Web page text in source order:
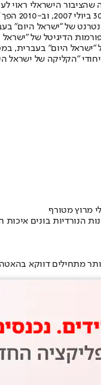
הישראלי ראוי
הדיגיטל של
של "ישראל היום"
"הקליקה של ישראל
הנורדיות בונים
מתחילים דווקא בהאטה.